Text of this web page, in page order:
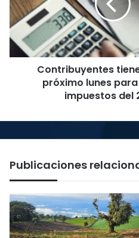
próximo
lunes
para
declarar
impuestos
Contribuyentes
próximo lunes
impuestos del
Publicaciones